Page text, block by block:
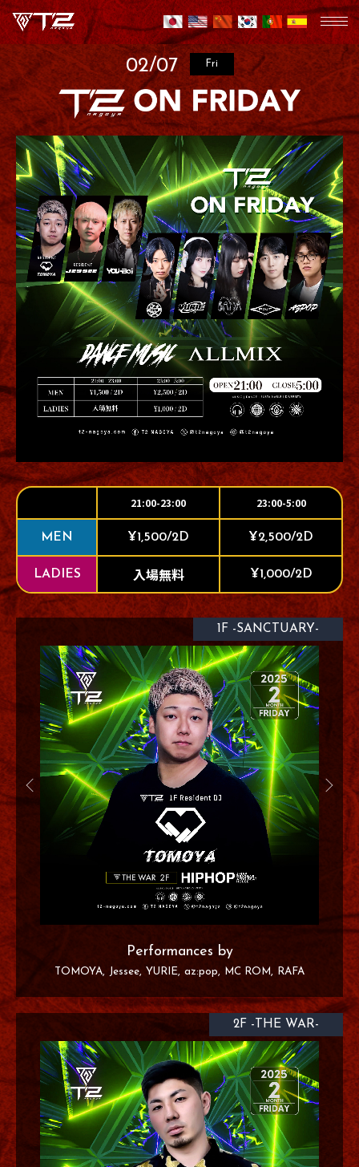
02/07 Fri
21:00-23:00 23:00-5:00
MEN ¥1,500/2D ¥2,500/2D
LADIES 入場無料 ¥1,000/2D
1F -SANCTUARY-
Performances by
TOMOYA Jessee YURIE az:pop MC ROM RAFA
2F -THE WAR-